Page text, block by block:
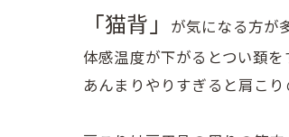
「猫背」
が気になる方が
体感温度が下がるとつい頚を
あんまりやりすぎると肩こり